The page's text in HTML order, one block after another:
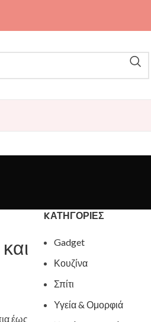
έως
KΑΤΗΓΟΡΊΕΣ
Gadget
Κουζίνα
Σπίτι
Υγεία & Ομορφιά